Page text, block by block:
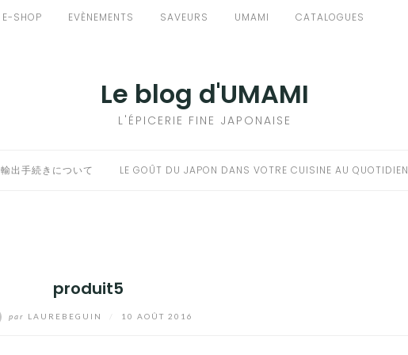
E-SHOP EVÈNEMENTS SAVEURS UMAMI CATALOGUES
Le blog d'UMAMI
L'ÉPICERIE FINE JAPONAISE
輸出手続きについて LE GOÛT DU JAPON DANS VOTRE CUISINE AU QUOTIDIEN
produit5
par LAUREBEGUIN 10 AOÛT 2016